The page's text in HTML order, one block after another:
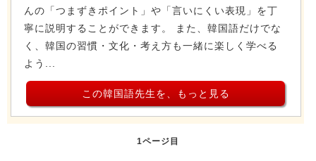
んの「つまずきポイント」や「言いにくい表現」を丁
寧に説明することができます。 また、韓国語だけでな
く、韓国の習慣・文化・考え方も一緒に楽しく学べる
よう...
この韓国語先生を、もっと見る
1ページ目